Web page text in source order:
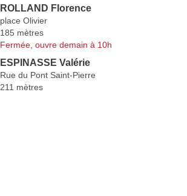
ROLLAND Florence
place Olivier
185 mètres
Fermée, ouvre demain à 10h
ESPINASSE Valérie
Rue du Pont Saint-Pierre
211 mètres